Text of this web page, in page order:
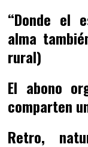
“Donde el
alma
rural)
El abono
comparten
Retro,